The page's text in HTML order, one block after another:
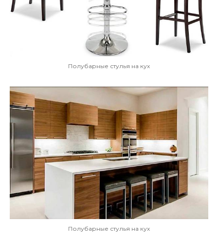
Полубарные стулья на кух
Полубарные стулья на кух